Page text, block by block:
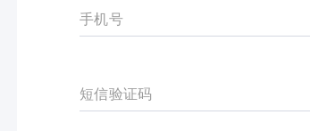
手机号
短信验证码